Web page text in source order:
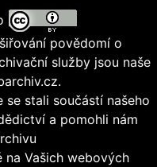
povědomí o
služby jsou naše
stali součástí našeho
a pomohli nám
Vašich webových